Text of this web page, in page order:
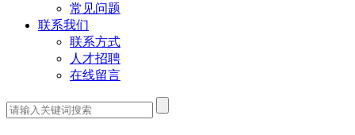
常见问题
联系我们
联系方式
人才招聘
在线留言